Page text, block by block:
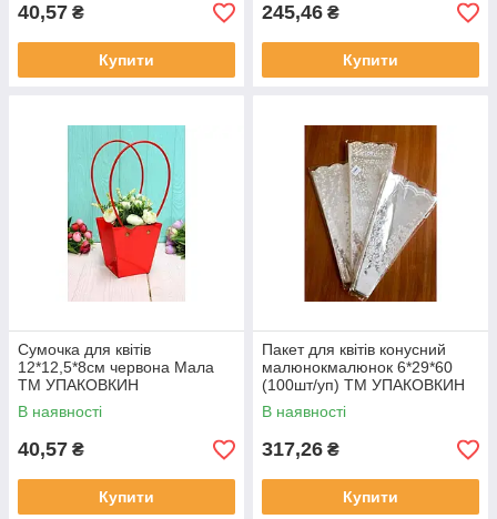
40,57 ₴
Купити
245,46 ₴
Купити
Сумочка для квітів
12*12,5*8см червона Мала
ТМ УПАКОВКИН
В наявності
40,57 ₴
Купити
Пакет для квітів конусний
малюнокмалюнок 6*29*60
(100шт/уп) ТМ УПАКОВКИН
В наявності
317,26 ₴
Купити